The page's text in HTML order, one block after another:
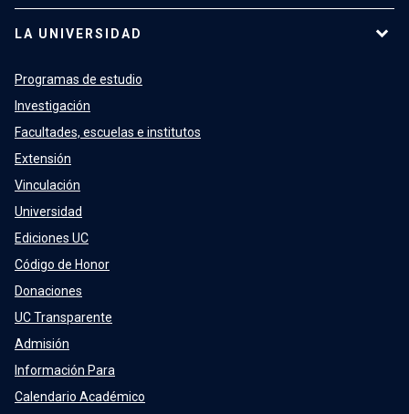
LA UNIVERSIDAD
Programas de estudio
Investigación
Facultades, escuelas e institutos
Extensión
Vinculación
Universidad
Ediciones UC
Código de Honor
Donaciones
UC Transparente
Admisión
Información Para
Calendario Académico